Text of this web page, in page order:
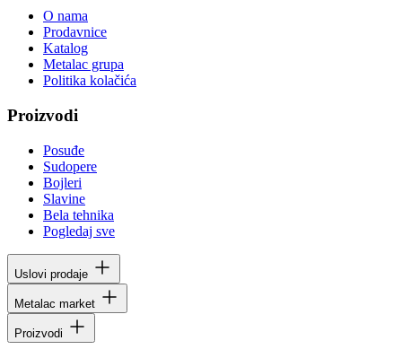
O nama
Prodavnice
Katalog
Metalac grupa
Politika kolačića
Proizvodi
Posuđe
Sudopere
Bojleri
Slavine
Bela tehnika
Pogledaj sve
Uslovi prodaje
Metalac market
Proizvodi